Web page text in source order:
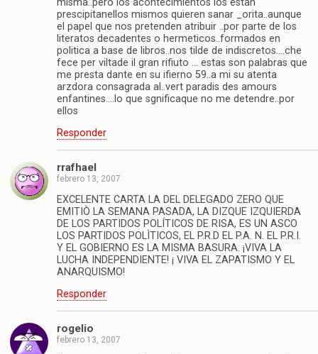
prescipitanellos mismos quieren sanar _orita..aunque
el papel que nos pretenden atribuir ..por parte de los
literatos decadentes o hermeticos..formados en
politica a base de libros..nos tilde de indiscretos….che
fece per viltade il gran rifiuto … estas son palabras que
me presta dante en su ifierno 59..a mi su atenta
arzdora consagrada al..vert paradis des amours
enfantines….lo que sgnificaque no me detendre..por
ellos
Responder
rrafhael
febrero 13, 2007
EXCELENTE CARTA LA DEL DELEGADO ZERO QUE
EMITIÒ LA SEMANA PASADA, LA DIZQUE IZQUIERDA
DE LOS PARTIDOS POLÍTICOS DE RISA, ES UN ASCO
LOS PARTIDOS POLÌTICOS, EL P.R.D EL P.A. N. EL P.R.I.
Y EL GOBIERNO ES LA MISMA BASURA. ¡VIVA LA
LUCHA INDEPENDIENTE! ¡ VIVA EL ZAPATISMO Y EL
ANARQUISMO!
Responder
rogelio
febrero 13, 2007